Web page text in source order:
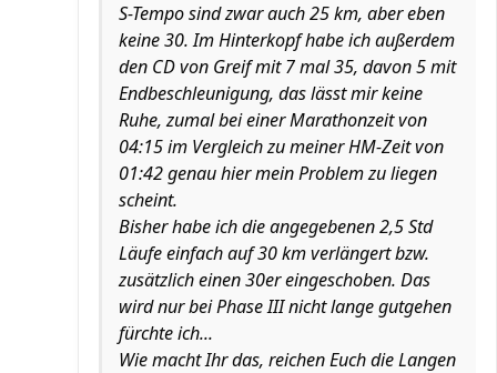
S-Tempo sind zwar auch 25 km, aber eben
keine 30. Im Hinterkopf habe ich außerdem
den CD von Greif mit 7 mal 35, davon 5 mit
Endbeschleunigung, das lässt mir keine
Ruhe, zumal bei einer Marathonzeit von
04:15 im Vergleich zu meiner HM-Zeit von
01:42 genau hier mein Problem zu liegen
scheint.
Bisher habe ich die angegebenen 2,5 Std
Läufe einfach auf 30 km verlängert bzw.
zusätzlich einen 30er eingeschoben. Das
wird nur bei Phase III nicht lange gutgehen
fürchte ich...
Wie macht Ihr das, reichen Euch die Langen